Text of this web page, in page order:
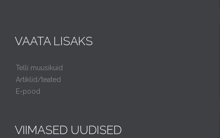
VAATA LISAKS
Telli muusikuid
Artiklid/teated
E-pood
VIIMASED UUDISED